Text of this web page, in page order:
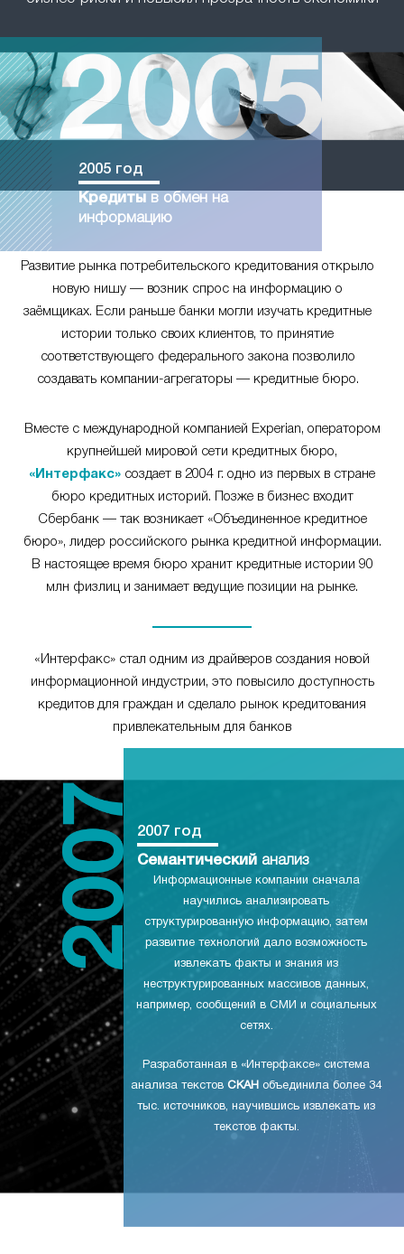
2005 год
Кредиты в обмен на
информацию
Развитие рынка потребительского кредитования открыло
новую нишу — возник спрос на информацию о
заёмщиках. Если раньше банки могли изучать кредитные
истории только своих клиентов, то принятие
соответствующего федерального закона позволило
создавать компании-агрегаторы — кредитные бюро.
Вместе с международной компанией Experian, оператором
крупнейшей мировой сети кредитных бюро,
«Интерфакс» создает в 2004 г. одно из первых в стране
бюро кредитных историй. Позже в бизнес входит
Сбербанк — так возникает «Объединенное кредитное
бюро», лидер российского рынка кредитной информации.
В настоящее время бюро хранит кредитные истории 90
млн физлиц и занимает ведущие позиции на рынке.
«Интерфакс» стал одним из драйверов создания новой
информационной индустрии, это повысило доступность
кредитов для граждан и сделало рынок кредитования
привлекательным для банков
2007 год
Семантический анализ
Информационные компании сначала
научились анализировать
структурированную информацию, затем
развитие технологий дало возможность
извлекать факты и знания из
неструктурированных массивов данных,
например, сообщений в СМИ и социальных
сетях.
Разработанная в «Интерфаксе» система
анализа текстов СКАН объединила более 34
тыс. источников, научившись извлекать из
текстов факты.